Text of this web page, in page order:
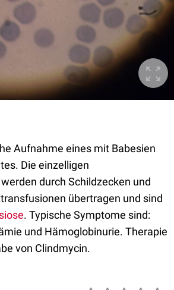
Aufnahme eines mit Babesien
Die einzelligen
durch Schildzecken und
übertragen und sind
. Typische Symptome sind:
und Hämoglobinurie. Therapie
von Clindmycin.